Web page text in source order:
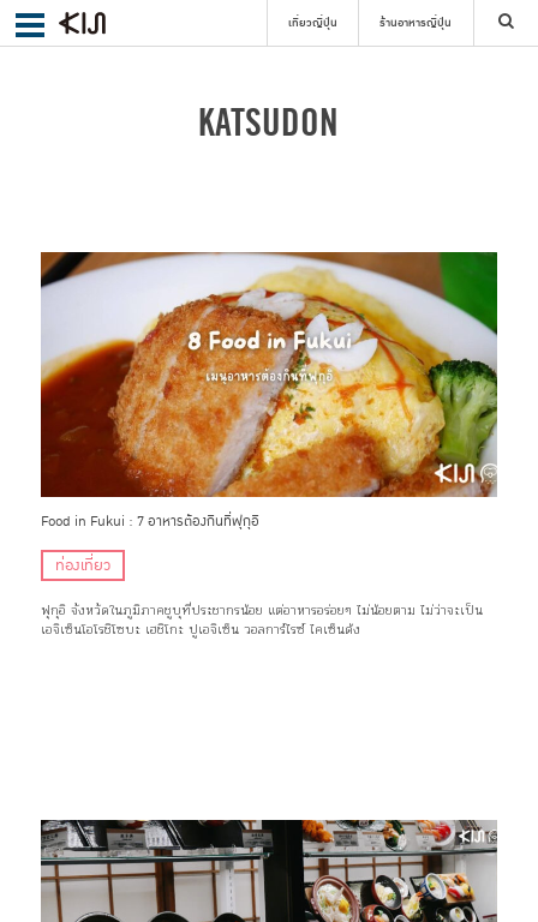
เที่ยวญี่ปุ่น ร้านอาหารญี่ปุ่น
ค้นหา
KATSUDON
Food in Fukui : 7 อาหารต้องกินที่ฟุกุอิ
ท่องเที่ยว
ฟุกุอิ จังหวัดในภูมิภาคชูบุที่ประชากรน้อย แต่อาหารอร่อยๆ ไม่น้อยตาม ไม่ว่าจะเป็น
เอจิเซ็นโอโรชิโซบะ เฮชิโกะ ปูเอจิเซ็น วอลการ์ไรซ์ ไคเซ็นด้ง